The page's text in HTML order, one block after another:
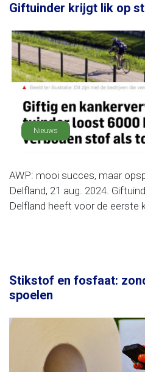
Giftuinder krijgt lik op
Nieuws
AWP: mooi succes, maar
Delfland, 21 aug. 2024.
Delfland heeft voor de eerste
Stikstof en fosfaat:
spoelen